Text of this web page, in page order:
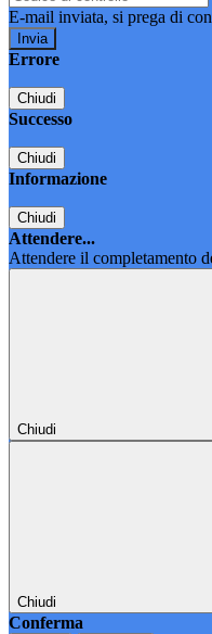
E-mail inviata, si prega di
Errore
Chiudi
Successo
Chiudi
Informazione
Chiudi
Attendere...
Attendere il completamento
Chiudi
Chiudi
Conferma